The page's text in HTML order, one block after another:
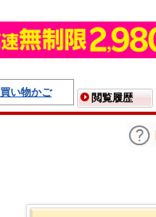
買い物かご
閲覧履歴